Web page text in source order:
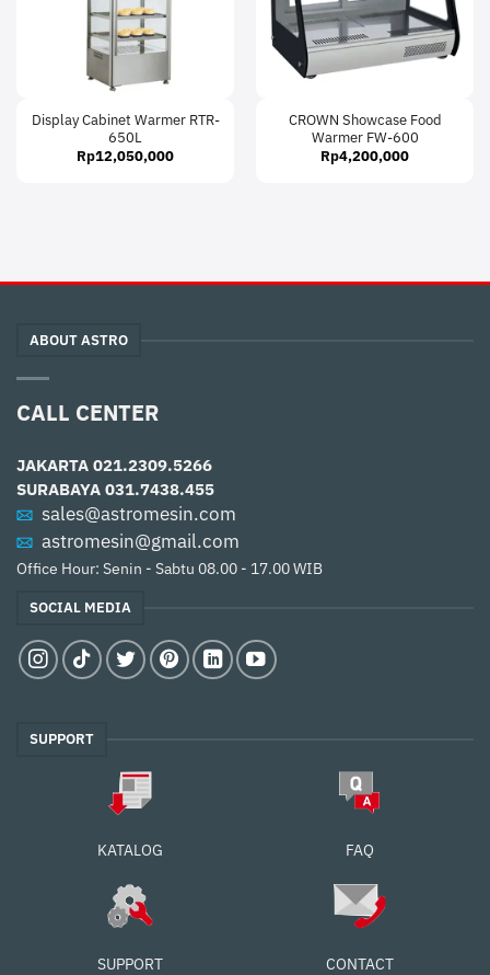
Display Cabinet Warmer RTR-
650L
Rp12,050,000
CROWN Showcase Food
Warmer FW-600
Rp4,200,000
ABOUT ASTRO
CALL CENTER
JAKARTA 021.2309.5266
SURABAYA 031.7438.455
sales@astromesin.com
astromesin@gmail.com
Office Hour: Senin - Sabtu 08.00 - 17.00 WIB
SOCIAL MEDIA
SUPPORT
KATALOG FAQ
SUPPORT CONTACT